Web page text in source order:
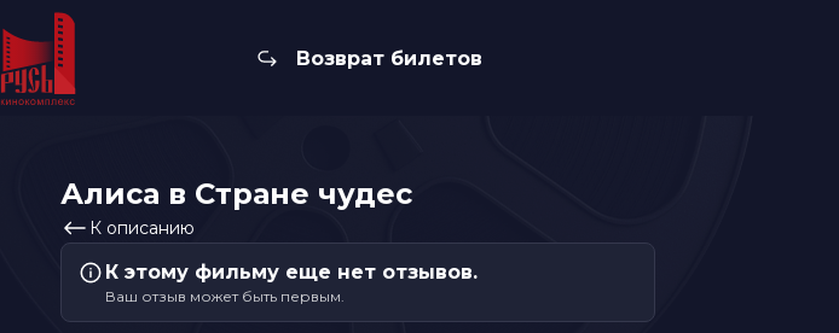
Возврат билетов
Алиса в Стране чудес
К описанию
К этому фильму еще нет отзывов.
Ваш отзыв может быть первым.